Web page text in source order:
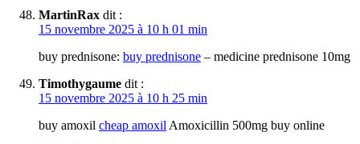
MartinRax dit :
15 novembre 2025 à 10 h 01 min
buy prednisone: buy prednisone – medicine prednisone 10mg
Timothygaume dit :
15 novembre 2025 à 10 h 25 min
buy amoxil cheap amoxil Amoxicillin 500mg buy online